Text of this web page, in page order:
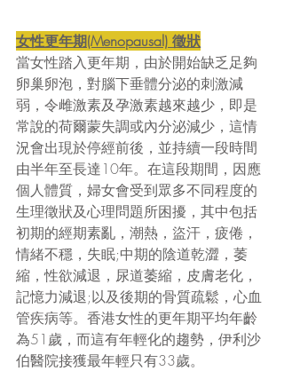
女性更年期(Menopausal) 徵狀
當女性踏入更年期，由於開始缺乏足夠
卵巢卵泡，對腦下垂體分泌的刺激減
弱，令雌激素及孕激素越來越少，即是
常說的荷爾蒙失調或內分泌減少，這情
況會出現於停經前後，並持續一段時間
由半年至長達10年。在這段期間，因應
個人體質，婦女會受到眾多不同程度的
生理徵狀及心理問題所困擾，其中包括
初期的經期素亂，潮熱，盜汗，疲倦，
情緒不穩，失眠;中期的陰道乾澀，萎
縮，性欲減退，尿道萎縮，皮膚老化，
記憶力減退;以及後期的骨質疏鬆，心血
管疾病等。香港女性的更年期平均年齡
為51歲，而這有年輕化的趨勢，伊利沙
伯醫院接獲最年輕只有33歲。